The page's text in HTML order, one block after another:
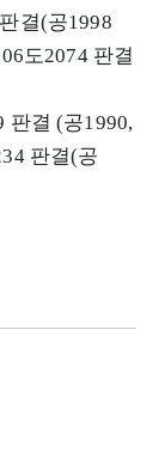
결(공1998
도2074 판결
판결 (공1990,
판결(공